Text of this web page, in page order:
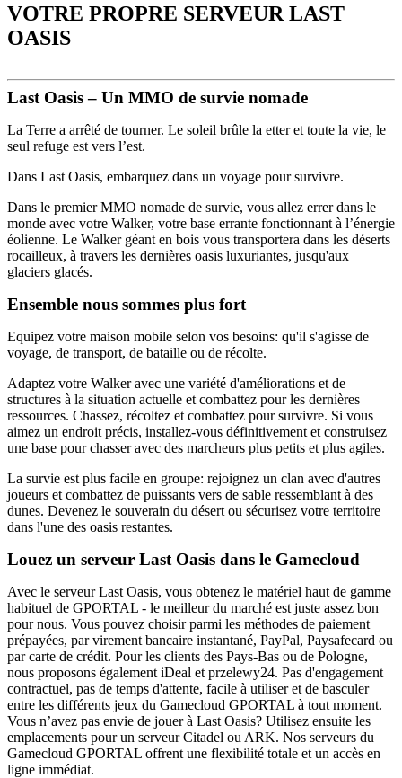
VOTRE PROPRE SERVEUR LAST
OASIS
Last Oasis – Un MMO de survie nomade
La Terre a arrêté de tourner. Le soleil brûle la etter et toute la vie, le
seul refuge est vers l’est.
Dans Last Oasis, embarquez dans un voyage pour survivre.
Dans le premier MMO nomade de survie, vous allez errer dans le
monde avec votre Walker, votre base errante fonctionnant à l’énergie
éolienne. Le Walker géant en bois vous transportera dans les déserts
rocailleux, à travers les dernières oasis luxuriantes, jusqu'aux
glaciers glacés.
Ensemble nous sommes plus fort
Equipez votre maison mobile selon vos besoins: qu'il s'agisse de
voyage, de transport, de bataille ou de récolte.
Adaptez votre Walker avec une variété d'améliorations et de
structures à la situation actuelle et combattez pour les dernières
ressources. Chassez, récoltez et combattez pour survivre. Si vous
aimez un endroit précis, installez-vous définitivement et construisez
une base pour chasser avec des marcheurs plus petits et plus agiles.
La survie est plus facile en groupe: rejoignez un clan avec d'autres
joueurs et combattez de puissants vers de sable ressemblant à des
dunes. Devenez le souverain du désert ou sécurisez votre territoire
dans l'une des oasis restantes.
Louez un serveur Last Oasis dans le Gamecloud
Avec le serveur Last Oasis, vous obtenez le matériel haut de gamme
habituel de GPORTAL - le meilleur du marché est juste assez bon
pour nous. Vous pouvez choisir parmi les méthodes de paiement
prépayées, par virement bancaire instantané, PayPal, Paysafecard ou
par carte de crédit. Pour les clients des Pays-Bas ou de Pologne,
nous proposons également iDeal et przelewy24. Pas d'engagement
contractuel, pas de temps d'attente, facile à utiliser et de basculer
entre les différents jeux du Gamecloud GPORTAL à tout moment.
Vous n’avez pas envie de jouer à Last Oasis? Utilisez ensuite les
emplacements pour un serveur Citadel ou ARK. Nos serveurs du
Gamecloud GPORTAL offrent une flexibilité totale et un accès en
ligne immédiat.